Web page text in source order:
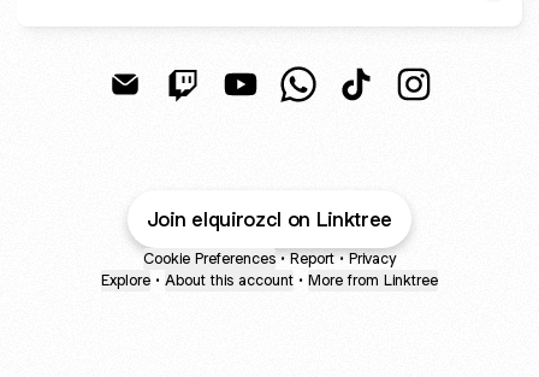
Join elquirozcl on Linktree
Cookie Preferences • Report • Privacy
Explore • About this account • More from Linktree